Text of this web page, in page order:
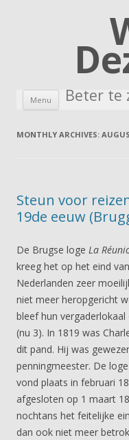
Beter te
Menu Skip to content
MONTHLY ARCHIVES:
Steun voor
19de eeuw
De Brugse loge La
kreeg het op het eind
Nederlanden zeer
niet meer heropgericht
bleef hun
(nu 3). In 1819 was
dit pand. Hij was
penningmeester. De
vond plaats in februari
afgesloten op 1 maart
nochtans het feitelijke
dan ook niet meer